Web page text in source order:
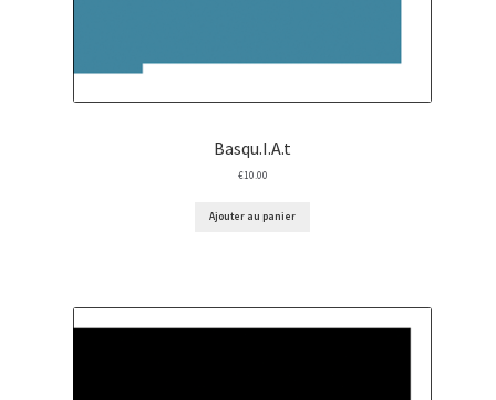
Basqu.I.A.t
€10.00
Ajouter au panier